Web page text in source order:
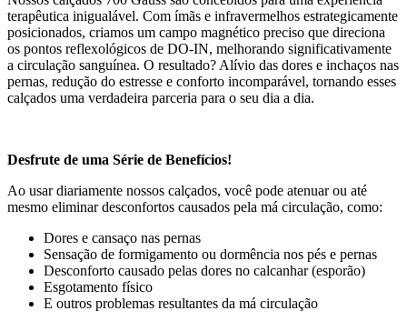
terapêutica inigualável. Com ímãs e infravermelhos estrategicamente
posicionados, criamos um campo magnético preciso que direciona
os pontos reflexológicos de DO-IN, melhorando significativamente
a circulação sanguínea. O resultado? Alívio das dores e inchaços nas
pernas, redução do estresse e conforto incomparável, tornando esses
calçados uma verdadeira parceria para o seu dia a dia.
Desfrute de uma Série de Benefícios!
Ao usar diariamente nossos calçados, você pode atenuar ou até
mesmo eliminar desconfortos causados pela má circulação, como:
Dores e cansaço nas pernas
Sensação de formigamento ou dormência nos pés e pernas
Desconforto causado pelas dores no calcanhar (esporão)
Esgotamento físico
E outros problemas resultantes da má circulação